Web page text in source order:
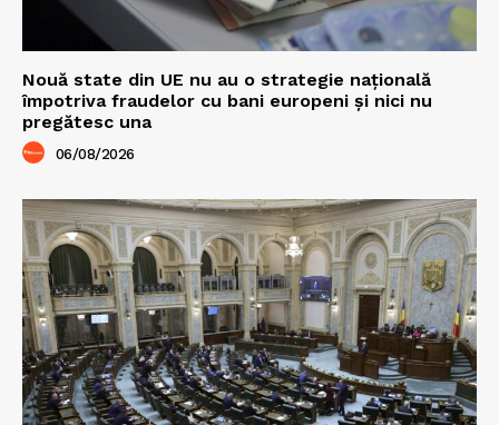
Nouă state din UE nu au o strategie națională
împotriva fraudelor cu bani europeni și nici nu
pregătesc una
06/08/2026